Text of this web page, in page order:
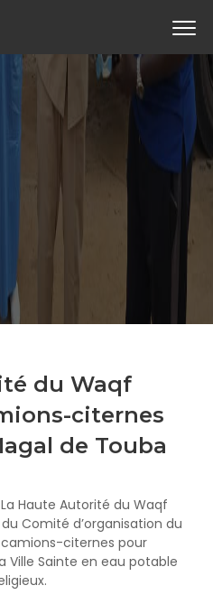
du Waqf
citernes
de Touba
La Haute Autorité du Waqf
Comité d’organisation du
citernes pour
Ville Sainte en eau potable